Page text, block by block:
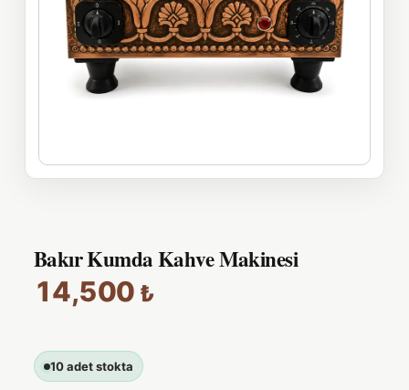
Bakır Kumda Kahve Makinesi
14,500 ₺
10 adet stokta